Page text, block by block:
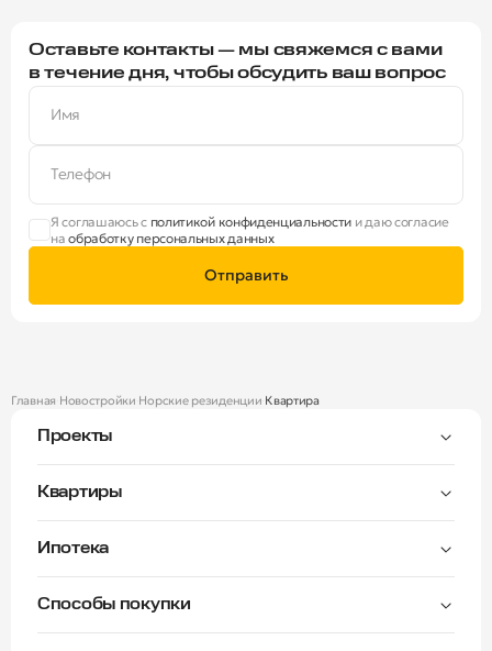
Оставьте контакты — мы свяжемся с вами
в течение дня, чтобы обсудить ваш вопрос
Имя
Телефон
Я соглашаюсь с политикой конфиденциальности и даю согласие
наобработку персональных данных
Отправить
Главная Новостройки Норские резиденции Квартира
Проекты
Тверицы
Норские резиденции
Квартиры
Окна на две стороны
Ипотека
Способы покупки